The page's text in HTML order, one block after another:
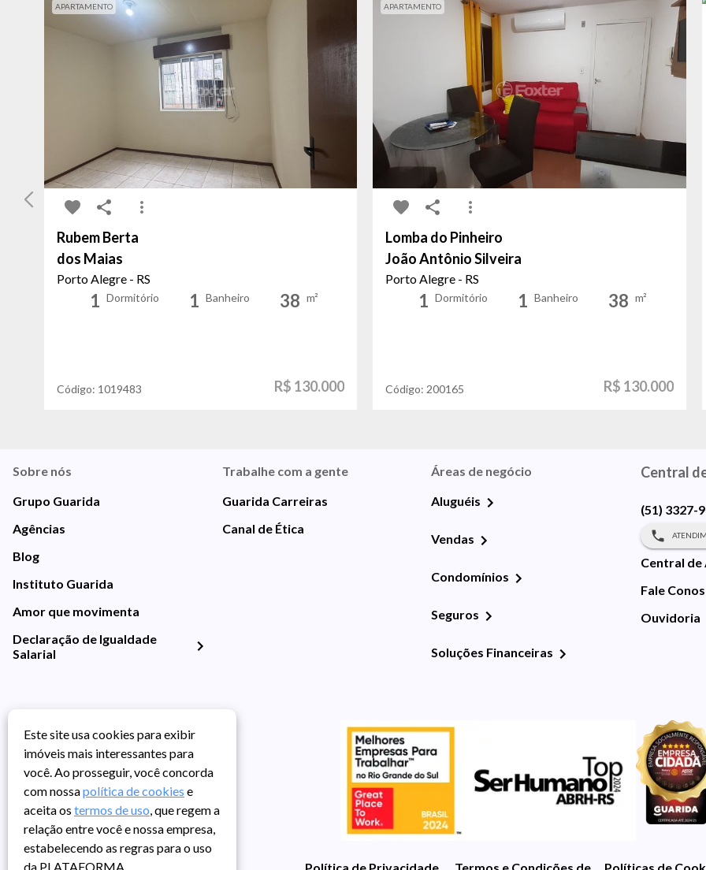
APARTAMENTO
Rubem Berta
dos Maias
Porto Alegre - RS
1 Dormitório 1 Banheiro 38 m²
Código: 1019483 R$ 130.000
APARTAMENTO
Lomba do Pinheiro
João Antônio Silveira
Porto Alegre - RS
1 Dormitório 1 Banheiro 38 m²
Código: 200165 R$ 130.000
Sobre nós
Grupo Guarida
Agências
Blog
Instituto Guarida
Amor que movimenta
Declaração de Igualdade
Salarial
Trabalhe com a gente
Guarida Carreiras
Canal de Ética
Áreas de negócio
Aluguéis
Vendas
Condomínios
Seguros
Soluções Financeiras
Central
(51) 3327-
Central de
Fale
Ouvidoria
Política de Privacidade Termos e Condições de UsoPolíticas de
Este site usa cookies para exibir
imóveis mais interessantes para
você. Ao prosseguir, você concorda
com nossapolítica de cookies e
aceita os termos de uso, que regem a
relação entre você e nossa empresa,
estabelecendo as regras para o uso
da PLATAFORMA.